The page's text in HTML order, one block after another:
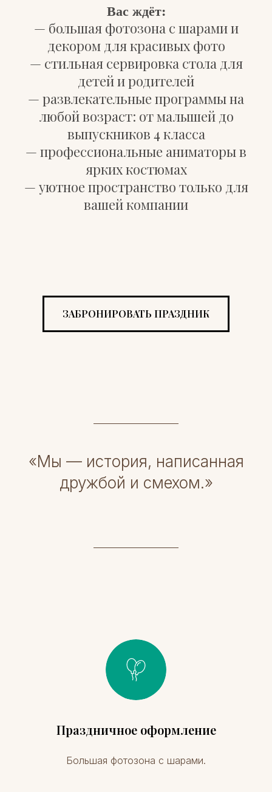
Вас ждёт:
— большая фотозона с шарами и
декором для красивых фото
— стильная сервировка стола для
детей и родителей
— развлекательные программы на
любой возраст: от малышей до
выпускников 4 класса
— профессиональные аниматоры в
ярких костюмах
— уютное пространство только для
вашей компании
ЗАБРОНИРОВАТЬ ПРАЗДНИК
«Мы — история, написанная
дружбой и смехом.»
Праздничное оформление
Большая фотозона с шарами.